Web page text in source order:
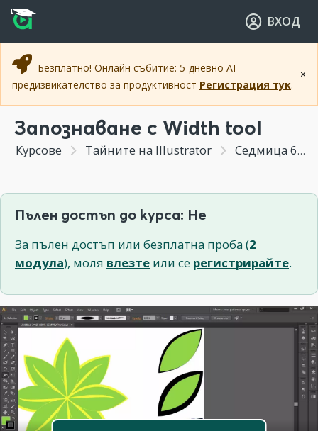
Прескочи към основното съдържание
Прескочи към навигацията
ВХОД
×
Безплатно! Онлайн събитие: 5-дневно AI
предизвикателство за продуктивност Регистрация тук.
Запознаване с Width tool
Курсове Тайните на Illustrator Седмица 6 - Използване и тънкости на панел Apperance и Width tool
Пълен достъп до курса: Не
За пълен достъп или безплатна проба (2
модула), моля влезте или се регистрирайте.